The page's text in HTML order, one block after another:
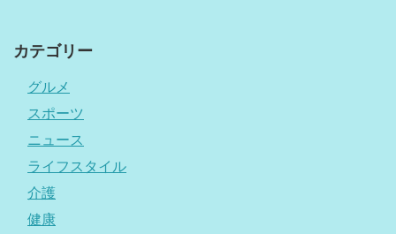
カテゴリー
グルメ
スポーツ
ニュース
ライフスタイル
介護
健康